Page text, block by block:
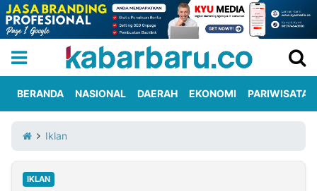
Iklan
Berita
Kami
BERANDA NASIONAL DAERAH EKONOMI PARIWISATA
Iklan
IKLAN